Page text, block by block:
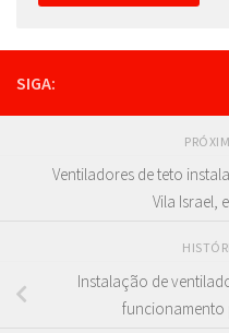
SIGA:
Ventiladores de teto
Vila Israel,
Instalação de